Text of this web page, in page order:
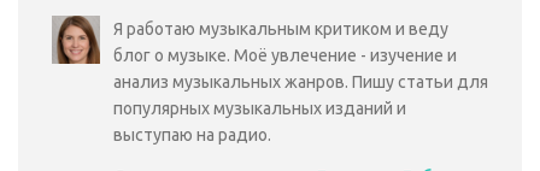
Я работаю музыкальным критиком и веду
блог о музыке. Моё увлечение - изучение и
анализ музыкальных жанров. Пишу статьи для
популярных музыкальных изданий и
выступаю на радио.